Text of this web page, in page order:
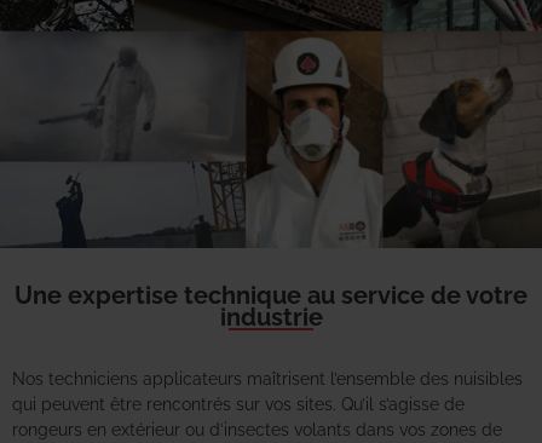
Une expertise technique au service de votre
industrie
Nos techniciens applicateurs maîtrisent l’ensemble des nuisibles
qui peuvent être rencontrés sur vos sites. Qu’il s’agisse de
rongeurs en extérieur ou d’insectes volants dans vos zones de